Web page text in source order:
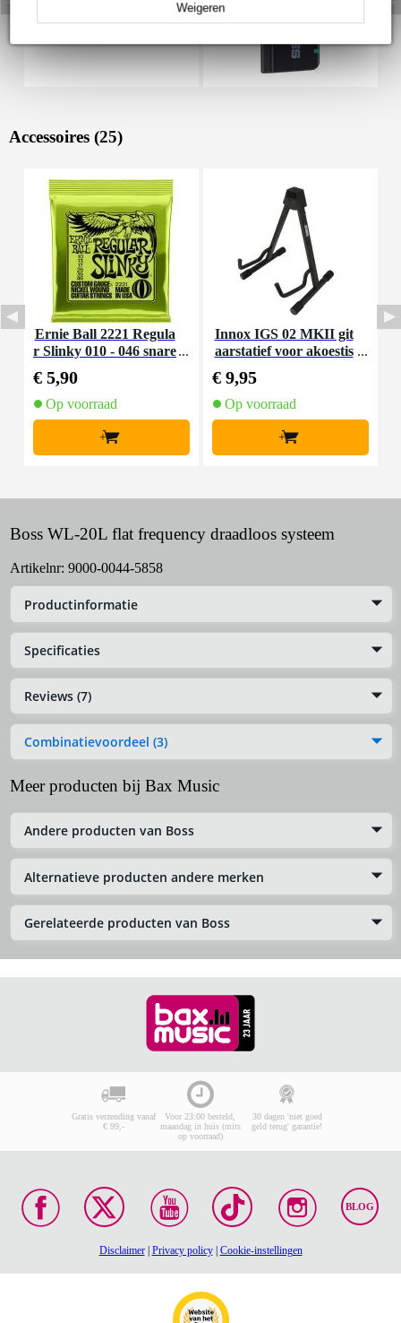
Weigeren
Accessoires (25)
Ernie Ball 2221 Regula
r Slinky 010 - 046 snare
€ 5,90
Op voorraad
+
Innox IGS 02 MKII git
aarstatief voor akoestis
€ 9,95
Op voorraad
+
Boss WL-20L flat frequency draadloos systeem
Artikelnr: 9000-0044-5858
Productinformatie
Specificaties
Reviews (7)
Combinatievoordeel (3)
Meer producten bij Bax Music
Andere producten van Boss
Alternatieve producten andere merken
Gerelateerde producten van Boss
Gratis verzending vanaf
€ 99,-
Voor 23:00 besteld,
maandag in huis (mits
op voorraad)
30 dagen 'niet goed
geld terug' garantie!
BLOG
Disclaimer| Privacy policy| Cookie-instellingen